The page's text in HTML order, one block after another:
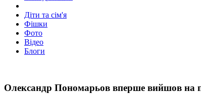
Діти та сім'я
Фішки
Фото
Відео
Блоги
Олександр Пономарьов вперше вийшов